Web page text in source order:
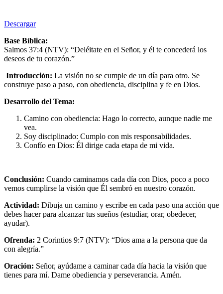
Descargar
Base Bíblica:
Salmos 37:4 (NTV): “Deléitate en el Señor, y él te concederá los
deseos de tu corazón.”
Introducción: La visión no se cumple de un día para otro. Se
construye paso a paso, con obediencia, disciplina y fe en Dios.
Desarrollo del Tema:
Camino con obediencia: Hago lo correcto, aunque nadie me
vea.
Soy disciplinado: Cumplo con mis responsabilidades.
Confío en Dios: Él dirige cada etapa de mi vida.
Conclusión: Cuando caminamos cada día con Dios, poco a poco
vemos cumplirse la visión que Él sembró en nuestro corazón.
Actividad: Dibuja un camino y escribe en cada paso una acción que
debes hacer para alcanzar tus sueños (estudiar, orar, obedecer,
ayudar).
Ofrenda: 2 Corintios 9:7 (NTV): “Dios ama a la persona que da
con alegría.”
Oración: Señor, ayúdame a caminar cada día hacia la visión que
tienes para mí. Dame obediencia y perseverancia. Amén.